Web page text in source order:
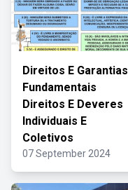
Direitos E Garantias
Fundamentais
Direitos E Deveres
Individuais E
Coletivos
07 September 2024